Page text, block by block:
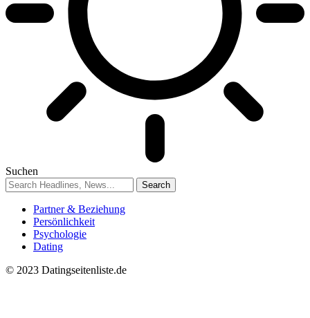
Suchen
Partner & Beziehung
Persönlichkeit
Psychologie
Dating
© 2023 Datingseitenliste.de